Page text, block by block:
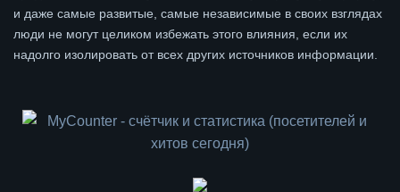
и даже самые развитые, самые независимые в своих взглядах
люди не могут целиком избежать этого влияния, если их
надолго изолировать от всех других источников информации.